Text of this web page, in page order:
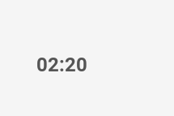
02:20